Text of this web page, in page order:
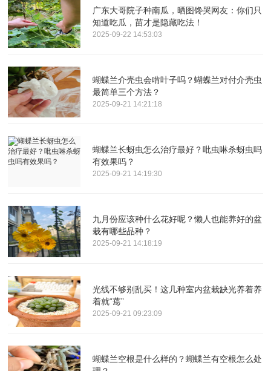
广东大哥院子种南瓜，晒图馋哭网友：你们只
知道吃瓜，苗才是隐藏吃法！
2025-09-22 14:53:03
蝴蝶兰介壳虫会啃叶子吗？蝴蝶兰对付介壳虫
最简单三个方法？
2025-09-21 14:21:18
蝴蝶兰长蚜虫怎么治疗最好？吡虫啉杀蚜虫吗
有效果吗？
2025-09-21 14:19:30
九月份应该种什么花好呢？懒人也能养好的盆
栽有哪些品种？
2025-09-21 14:18:19
光线不够别乱买！这几种室内盆栽缺光养着养
着就“蔫”
2025-09-21 09:23:09
蝴蝶兰空根是什么样的？蝴蝶兰有空根怎么处